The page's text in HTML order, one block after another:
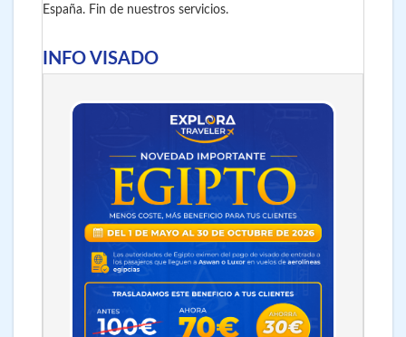
España. Fin de nuestros servicios.
INFO VISADO